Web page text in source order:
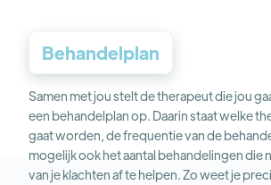
Behandelplan
Samen met jou stelt de therapeut die jou
een behandelplan op. Daarin staat welke
gaat worden, de frequentie van de
mogelijk ook het aantal behandelingen die
van je klachten af te helpen. Zo weet je